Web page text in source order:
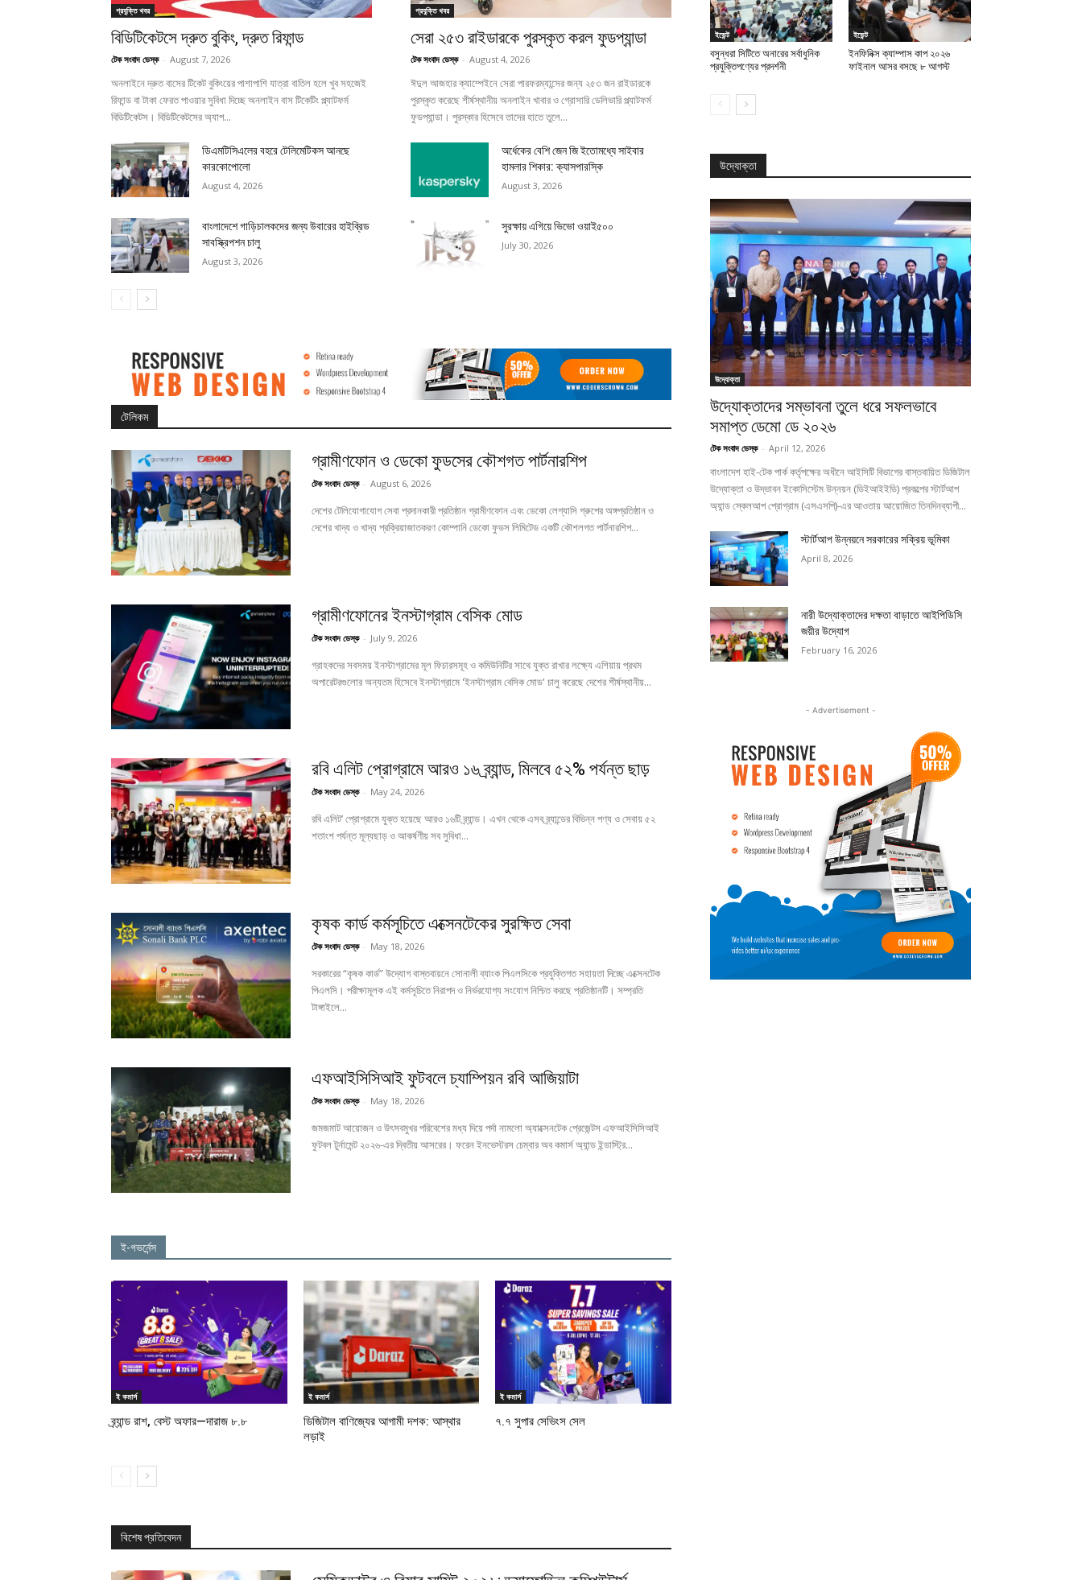
প্রযুক্তি খবর
বিডিটিকেটসে দ্রুত বুকিং, দ্রুত রিফান্ড
টেক সংবাদ ডেস্ক - August 7, 2026
অনলাইনে দ্রুত বাসের টিকেট বুকিংয়ের পাশাপাশি যাত্রা বাতিল হলে খুব সহজেই
রিফান্ড বা টাকা ফেরত পাওয়ার সুবিধা দিচ্ছে অনলাইন বাস টিকেটিং প্ল্যাটফর্ম
বিডিটিকেটস। বিডিটিকেটসের অ্যাপ...
প্রযুক্তি খবর
সেরা ২৫৩ রাইডারকে পুরস্কৃত করল ফুডপ্যান্ডা
টেক সংবাদ ডেস্ক - August 4, 2026
ঈদুল আজহার ক্যাম্পেইনে সেরা পারফরম্যান্সের জন্য ২৫৩ জন রাইডারকে
পুরস্কৃত করেছে শীর্ষস্থানীয় অনলাইন খাবার ও গ্রোসারি ডেলিভারি প্ল্যাটফর্ম
ফুডপ্যান্ডা। পুরস্কার হিসেবে তাদের হাতে তুলে...
ডিএমটিসিএলের বহরে টেলিমেটিকস আনছে
কারকোপোলো
August 4, 2026
অর্ধেকের বেশি জেন জি ইতোমধ্যে সাইবার
হামলার শিকার: ক্যাসপারস্কি
August 3, 2026
বাংলাদেশে গাড়িচালকদের জন্য উবারের হাইব্রিড
সাবস্ক্রিপশন চালু
August 3, 2026
সুরক্ষায় এগিয়ে ভিভো ওয়াই৫০০
July 30, 2026
টেলিকম
গ্রামীণফোন ও ডেকো ফুডসের কৌশগত পার্টনারশিপ
টেক সংবাদ ডেস্ক - August 6, 2026
দেশের টেলিযোগাযোগ সেবা প্রদানকারী প্রতিষ্ঠান গ্রামীণফোন এবং ডেকো লেগ্যাসি গ্রুপের অঙ্গপ্রতিষ্ঠান ও
দেশের খাদ্য ও খাদ্য প্রক্রিয়াজাতকরণ কোম্পানি ডেকো ফুডস লিমিটেড একটি কৌশলগত পার্টনারশিপ...
গ্রামীণফোনের ইনস্টাগ্রাম বেসিক মোড
টেক সংবাদ ডেস্ক - July 9, 2026
গ্রাহকদের সবসময় ইনস্টাগ্রামের মূল ফিচারসমূহ ও কমিউনিটির সাথে যুক্ত রাখার লক্ষ্যে এশিয়ায় প্রথম
অপারেটরগুলোর অন্যতম হিসেবে ইনস্টাগ্রামে 'ইনস্টাগ্রাম বেসিক মোড' চালু করেছে দেশের শীর্ষস্থানীয়...
রবি এলিট প্রোগ্রামে আরও ১৬ ব্র্যান্ড, মিলবে ৫২% পর্যন্ত ছাড়
টেক সংবাদ ডেস্ক - May 24, 2026
রবি এলিট’ প্রোগ্রামে যুক্ত হয়েছে আরও ১৬টি ব্র্যান্ড। এখন থেকে এসব ব্র্যান্ডের বিভিন্ন পণ্য ও সেবায় ৫২
শতাংশ পর্যন্ত মূল্যছাড় ও আকর্ষণীয় সব সুবিধা...
কৃষক কার্ড কর্মসূচিতে এক্সেনটেকের সুরক্ষিত সেবা
টেক সংবাদ ডেস্ক - May 18, 2026
সরকারের “কৃষক কার্ড” উদ্যোগ বাস্তবায়নে সোনালী ব্যাংক পিএলসিকে প্রযুক্তিগত সহায়তা দিচ্ছে এক্সেনটেক
পিএলসি। পরীক্ষামূলক এই কর্মসূচিতে নিরাপদ ও নির্ভরযোগ্য সংযোগ নিশ্চিত করছে প্রতিষ্ঠানটি। সম্প্রতি
টাঙ্গাইলে...
এফআইসিসিআই ফুটবলে চ্যাম্পিয়ন রবি আজিয়াটা
টেক সংবাদ ডেস্ক - May 18, 2026
জমজমাট আয়োজন ও উৎসবমুখর পরিবেশের মধ্য দিয়ে পর্দা নামলো অ্যাক্সেনটেক প্রেজেন্টস এফআইসিসিআই
ফুটবল টুর্নামেন্ট ২০২৬-এর দ্বিতীয় আসরের। ফরেন ইনভেস্টরস চেম্বার অব কমার্স অ্যান্ড ইন্ডাস্ট্রি...
ই-গভর্নেন্স
ই কমার্স
ব্র্যান্ড রাশ, বেস্ট অফার—দারাজ ৮.৮
ই কমার্স
ডিজিটাল বাণিজ্যের আগামী দশক: আস্থার
লড়াই
ই কমার্স
৭.৭ সুপার সেভিংস সেল
বিশেষ প্রতিবেদন
ইভেন্ট
বসুন্ধরা সিটিতে অনারের সর্বাধুনিক
প্রযুক্তিপণ্যের প্রদর্শনী
ইভেন্ট
ইনফিনিক্স ক্যাম্পাস কাপ ২০২৬
ফাইনাল আসর বসছে ৮ আগস্ট
উদ্যোক্তা
উদ্যোক্তা
উদ্যোক্তাদের সম্ভাবনা তুলে ধরে সফলভাবে
সমাপ্ত ডেমো ডে ২০২৬
টেক সংবাদ ডেস্ক - April 12, 2026
বাংলাদেশ হাই-টেক পার্ক কর্তৃপক্ষের অধীনে আইসিটি বিভাগের বাস্তবায়িত ডিজিটাল
উদ্যোক্তা ও উদ্ভাবন ইকোসিস্টেম উন্নয়ন (ডিইআইইডি) প্রকল্পের স্টার্টআপ
অ্যান্ড স্কেলআপ প্রোগ্রাম (এসএসপি)-এর আওতায় আয়োজিত তিনদিনব্যাপী...
স্টার্টআপ উন্নয়নে সরকারের সক্রিয় ভূমিকা
April 8, 2026
নারী উদ্যোক্তাদের দক্ষতা বাড়াতে আইপিডিসি
জয়ীর উদ্যোগ
February 16, 2026
- Advertisement -